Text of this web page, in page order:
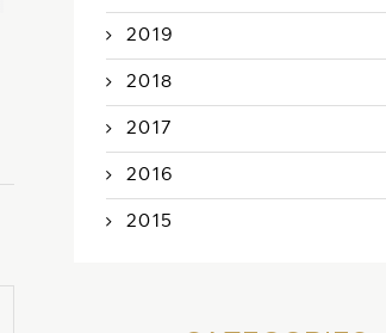
朝ごはん〜
2015年7月13日
2019
2018
2017
2016
2015